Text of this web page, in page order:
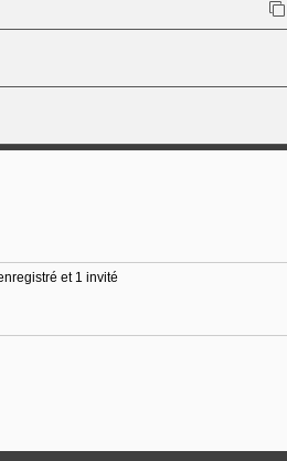
et 1 invité